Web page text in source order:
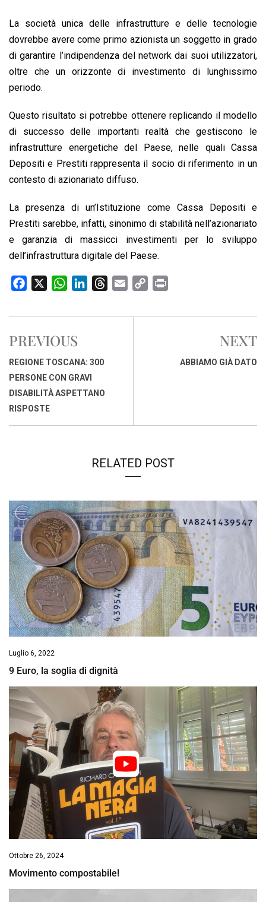
La società unica delle infrastrutture e delle tecnologie
dovrebbe avere come primo azionista un soggetto in grado
di garantire l’indipendenza del network dai suoi utilizzatori,
oltre che un orizzonte di investimento di lunghissimo
periodo.
Questo risultato si potrebbe ottenere replicando il modello
di successo delle importanti realtà che gestiscono le
infrastrutture energetiche del Paese, nelle quali Cassa
Depositi e Prestiti rappresenta il socio di riferimento in un
contesto di azionariato diffuso.
La presenza di un’Istituzione come Cassa Depositi e
Prestiti sarebbe, infatti, sinonimo di stabilità nell’azionariato
e garanzia di massicci investimenti per lo sviluppo
dell’infrastruttura digitale del Paese.
c
b
o
o
k
W
a
s
A
p
p
n
d
I
n
r
a
p
i
PREVIOUS
REGIONE TOSCANA: 300
PERSONE CON GRAVI
DISABILITÀ ASPETTANO
RISPOSTE
NEXT
ABBIAMO GIÀ DATO
RELATED POST
Luglio 6, 2022
9 Euro, la soglia di dignità
Ottobre 26, 2024
Movimento compostabile!